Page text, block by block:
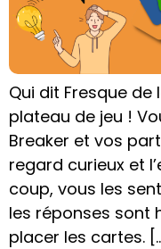
Qui dit Fresque
plateau de jeu !
Breaker et vos
regard curieux et
coup, vous les
les réponses sont
placer les cartes.